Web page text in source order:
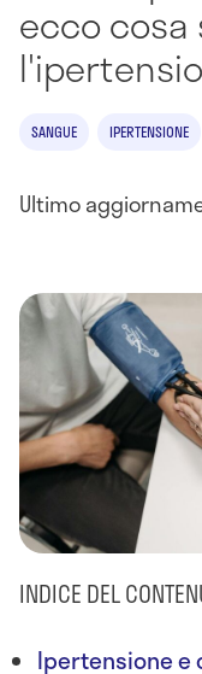
ecco
SANGUE IPERTENSIONE
Ultimo
INDICE DEL
Ipertensione e